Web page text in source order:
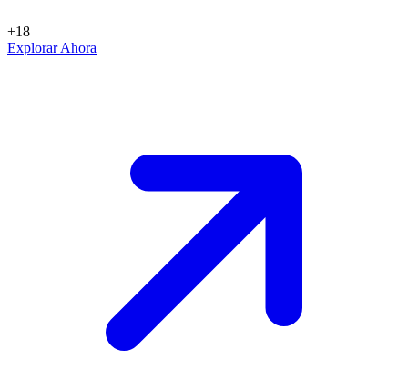
+18
Explorar Ahora